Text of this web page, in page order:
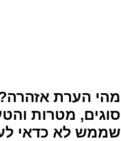
מהי הערת
סוגים, מטרות
שממש לא כדאי